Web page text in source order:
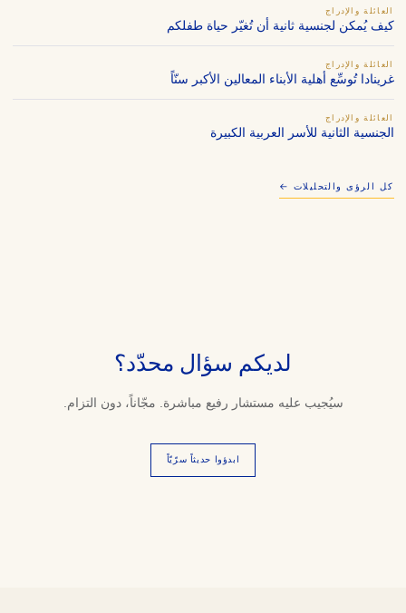
العائلة والإدراج
كيف يُمكن لجنسية ثانية أن تُغيّر حياة طفلكم
العائلة والإدراج
غرينادا تُوسِّع أهلية الأبناء المعالين الأكبر سنّاً
العائلة والإدراج
الجنسية الثانية للأسر العربية الكبيرة
كل الرؤى والتحليلات ←
لديكم سؤال محدّد؟
سيُجيب عليه مستشار رفيع مباشرة. مجّاناً، دون التزام.
ابدؤوا حديثاً سرّيّاً